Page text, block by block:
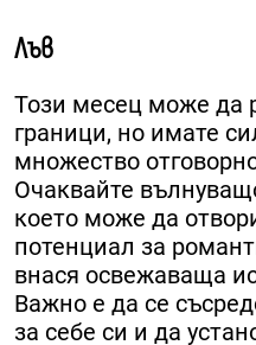
Лъв
Този месец може да
граници, но имате
множество
Очаквайте
което може да
потенциал за
внася освежаваща
Важно е да се
за себе си и да